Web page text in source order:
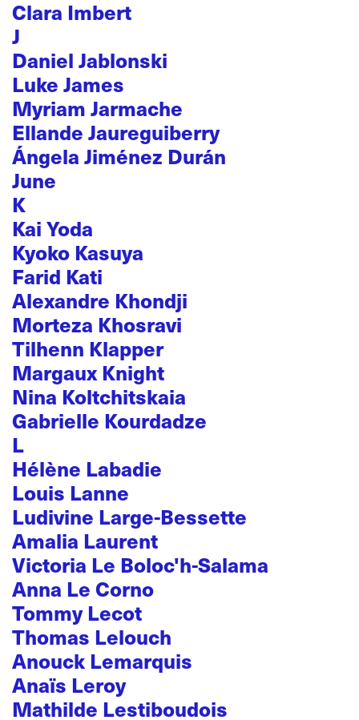
Clara Imbert
J
Daniel Jablonski
Luke James
Myriam Jarmache
Ellande Jaureguiberry
Ángela Jiménez Durán
June
K
Kai Yoda
Kyoko Kasuya
Farid Kati
Alexandre Khondji
Morteza Khosravi
Tilhenn Klapper
Margaux Knight
Nina Koltchitskaia
Gabrielle Kourdadze
L
Hélène Labadie
Louis Lanne
Ludivine Large-Bessette
Amalia Laurent
Victoria Le Boloc'h-Salama
Anna Le Corno
Tommy Lecot
Thomas Lelouch
Anouck Lemarquis
Anaïs Leroy
Mathilde Lestiboudois